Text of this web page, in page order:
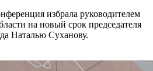
избрала руководителем
на новый срок председателя
Наталью Суханову.